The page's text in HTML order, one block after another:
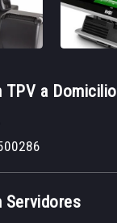
TPV a Domicilio
Servidores